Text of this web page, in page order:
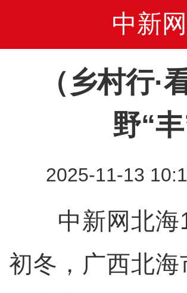
中新
（乡村行
野“
2025-11-13
中新网北海
初冬，广西北